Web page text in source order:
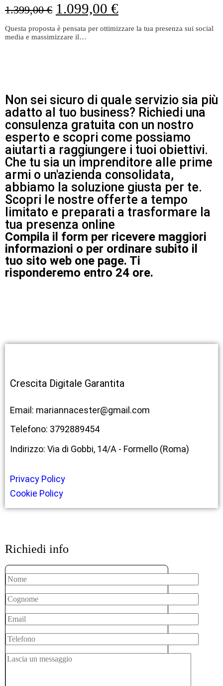
1.399,00€ 1.099,00 €
Questa proposta è pensata per ottimizzare la tua presenza sui social
media e massimizzare il…
Non sei sicuro di quale servizio sia più
adatto al tuo business? Richiedi una
consulenza gratuita con un nostro
esperto e scopri come possiamo
aiutarti a raggiungere i tuoi obiettivi.
Che tu sia un imprenditore alle prime
armi o un'azienda consolidata,
abbiamo la soluzione giusta per te.
Scopri le nostre offerte a tempo
limitato e preparati a trasformare la
tua presenza online
Compila il form per ricevere maggiori
informazioni o per ordinare subito il
tuo sito web one page. Ti
risponderemo entro 24 ore.
Crescita Digitale Garantita
Email: mariannacester@gmail.com
Telefono: 3792889454
Indirizzo: Via di Gobbi, 14/A - Formello (Roma)
Privacy Policy
Cookie Policy
Richiedi info